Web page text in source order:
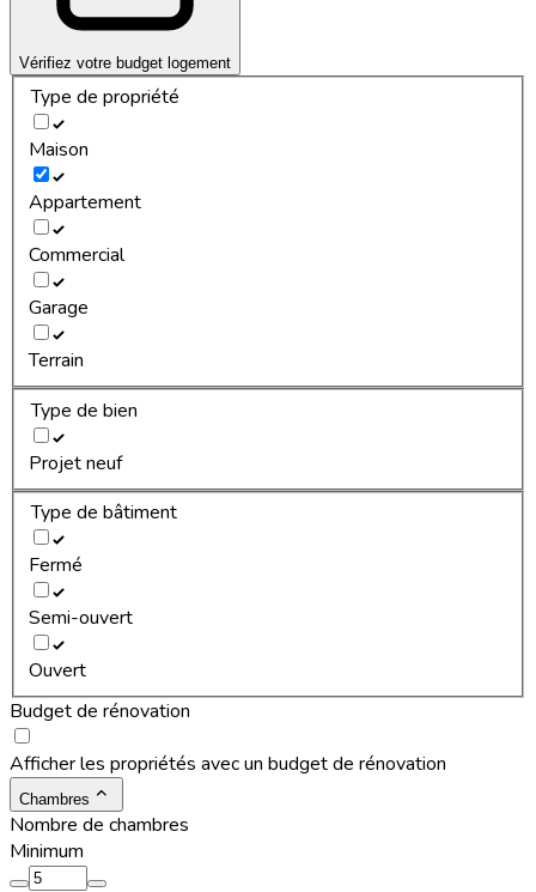
Vérifiez votre budget logement
Type de propriété
Maison
Appartement
Commercial
Garage
Terrain
Type de bien
Projet neuf
Type de bâtiment
Fermé
Semi-ouvert
Ouvert
Budget de rénovation
Afficher les propriétés avec un budget de rénovation
Chambres
Nombre de chambres
Minimum